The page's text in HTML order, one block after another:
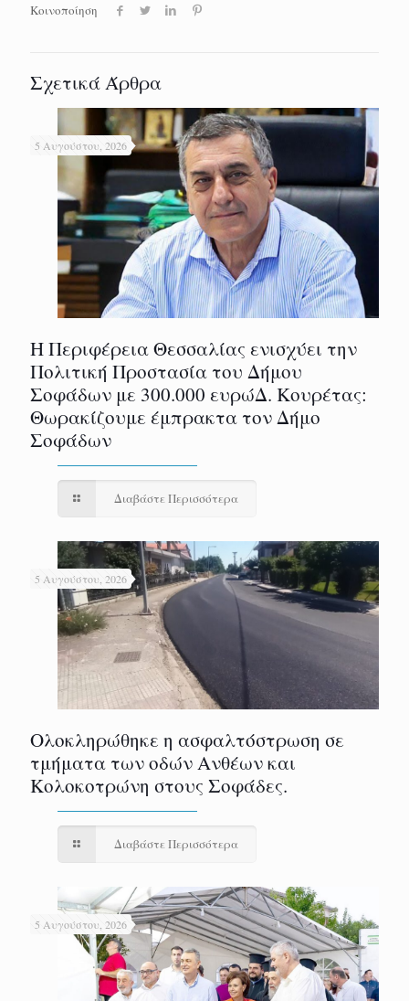
Κοινοποίηση
Σχετικά Άρθρα
5 Αυγούστου, 2026
Η Περιφέρεια Θεσσαλίας ενισχύει την
Πολιτική Προστασία του Δήμου
Σοφάδων με 300.000 ευρώΔ. Κουρέτας:
Θωρακίζουμε έμπρακτα τον Δήμο
Σοφάδων
Διαβάστε Περισσότερα
5 Αυγούστου, 2026
Ολοκληρώθηκε η ασφαλτόστρωση σε
τμήματα των οδών Ανθέων και
Κολοκοτρώνη στους Σοφάδες.
Διαβάστε Περισσότερα
5 Αυγούστου, 2026